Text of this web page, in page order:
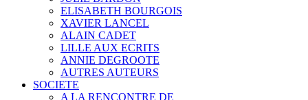
ELISABETH BOURGOIS
XAVIER LANCEL
ALAIN CADET
LILLE AUX ECRITS
ANNIE DEGROOTE
AUTRES AUTEURS
SOCIETE
A LA RENCONTRE DE